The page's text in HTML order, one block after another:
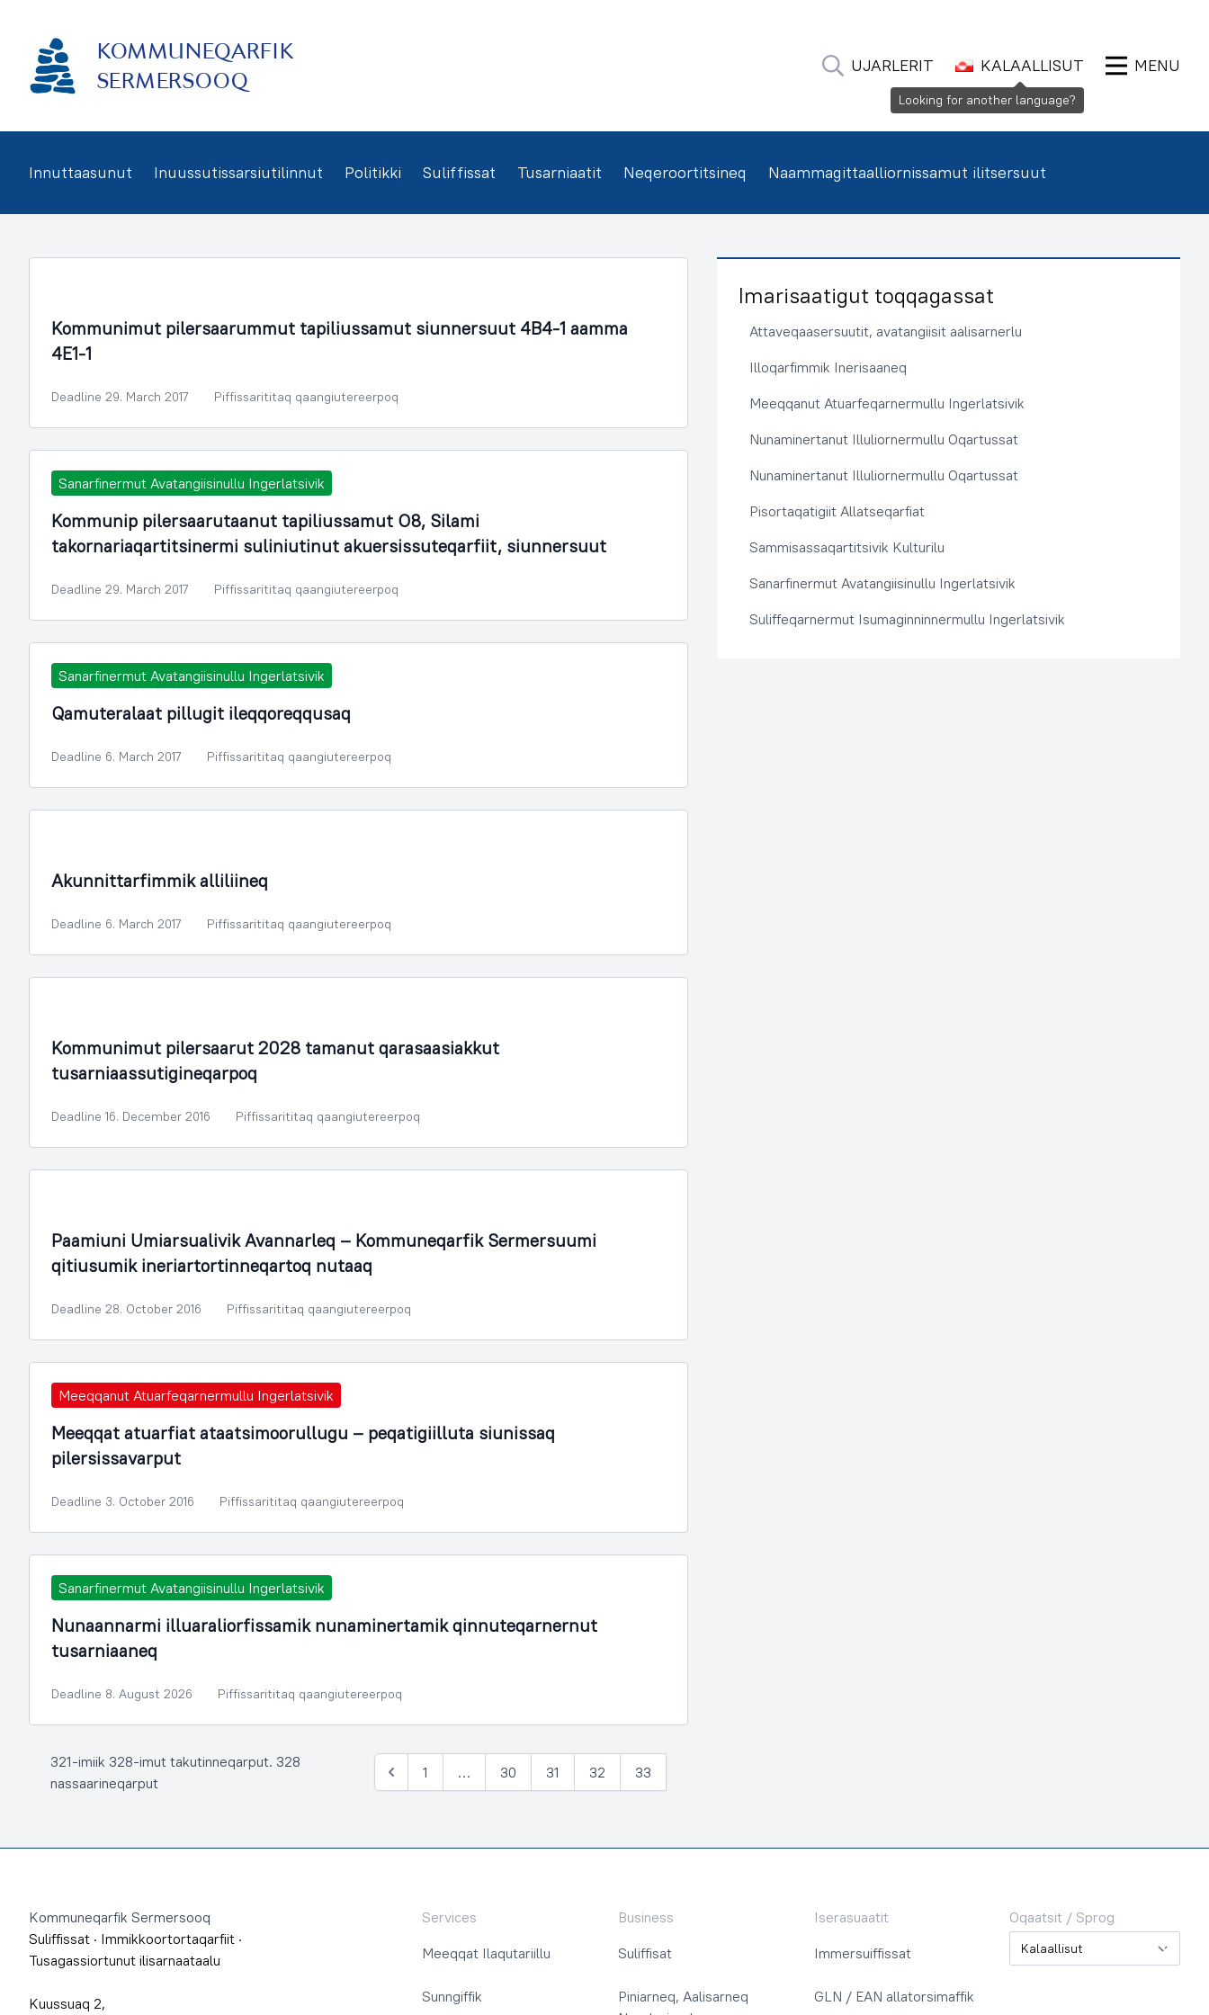
KOMMUNEQARFIK
SERMERSOOQ
UJARLERIT KALAALLISUT MENU
Innuttaasunut Inuussutissarsiutilinnut Politikki Suliffissat Tusarniaatit Neqeroortitsineq Naammagittaalliornissamut ilitsersuut
Kommunimut pilersaarummut tapiliussamut siunnersuut 4B4-1 aamma
4E1-1
Deadline 29. March 2017 Piffissarititaq qaangiutereerpoq
Sanarfinermut Avatangiisinullu Ingerlatsivik
Kommunip pilersaarutaanut tapiliussamut O8, Silami
takornariaqartitsinermi suliniutinut akuersissuteqarfiit, siunnersuut
Deadline 29. March 2017 Piffissarititaq qaangiutereerpoq
Sanarfinermut Avatangiisinullu Ingerlatsivik
Qamuteralaat pillugit ileqqoreqqusaq
Deadline 6. March 2017 Piffissarititaq qaangiutereerpoq
Akunnittarfimmik alliliineq
Deadline 6. March 2017 Piffissarititaq qaangiutereerpoq
Kommunimut pilersaarut 2028 tamanut qarasaasiakkut
tusarniaassutigineqarpoq
Deadline 16. December 2016 Piffissarititaq qaangiutereerpoq
Paamiuni Umiarsualivik Avannarleq – Kommuneqarfik Sermersuumi
qitiusumik ineriartortinneqartoq nutaaq
Deadline 28. October 2016 Piffissarititaq qaangiutereerpoq
Meeqqanut Atuarfeqarnermullu Ingerlatsivik
Meeqqat atuarfiat ataatsimoorullugu – peqatigiilluta siunissaq
pilersissavarput
Deadline 3. October 2016 Piffissarititaq qaangiutereerpoq
Sanarfinermut Avatangiisinullu Ingerlatsivik
Nunaannarmi illuaraliorfissamik nunaminertamik qinnuteqarnernut
tusarniaaneq
Deadline 8. August 2026 Piffissarititaq qaangiutereerpoq
321-imiik 328-imut takutinneqarput. 328
nassaarineqarput
Siulia
1 … 30 31 32 33
Imarisaatigut toqqagassat
Attaveqaasersuutit, avatangiisit aalisarnerlu
Illoqarfimmik Inerisaaneq
Meeqqanut Atuarfeqarnermullu Ingerlatsivik
Nunaminertanut Illuliornermullu Oqartussat
Nunaminertanut Illuliornermullu Oqartussat
Pisortaqatigiit Allatseqarfiat
Sammisassaqartitsivik Kulturilu
Sanarfinermut Avatangiisinullu Ingerlatsivik
Suliffeqarnermut Isumaginninnermullu Ingerlatsivik
Kommuneqarfik Sermersooq
Suliffissat · Immikkoortortaqarfiit ·
Tusagassiortunut ilisarnaataalu
Kuussuaq 2,
Services
Meeqqat Ilaqutariillu
Sunngiffik
Business
Suliffisat
Piniarneq, Aalisarneq
Iserasuaatit
Immersuiffissat
GLN / EAN allatorsimaffik
Oqaatsit / Sprog
Oqaatsit / Sprog
Looking for another language?